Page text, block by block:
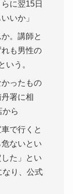
に翌15日
いか」
。講師と
も男性の
いう。
ったもの
署に相
から
で行くと
ないとい
た」とい
なり、公式